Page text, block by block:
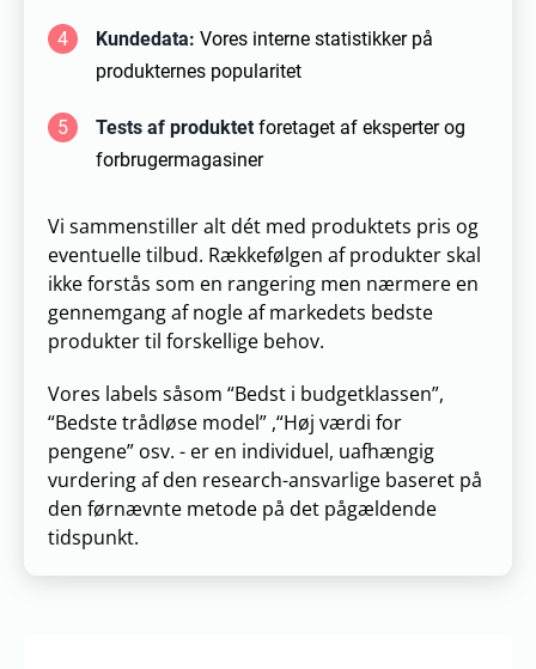
4 Kundedata: Vores interne statistikker på
produkternes popularitet
5 Tests af produktet foretaget af eksperter og
forbrugermagasiner
Vi sammenstiller alt dét med produktets pris og
eventuelle tilbud. Rækkefølgen af produkter skal
ikke forstås som en rangering men nærmere en
gennemgang af nogle af markedets bedste
produkter til forskellige behov.
Vores labels såsom “Bedst i budgetklassen”,
“Bedste trådløse model” ,“Høj værdi for
pengene” osv. - er en individuel, uafhængig
vurdering af den research-ansvarlige baseret på
den førnævnte metode på det pågældende
tidspunkt.